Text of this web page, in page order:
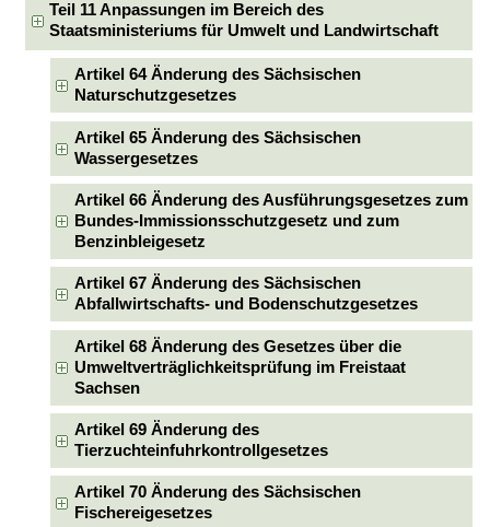
Teil 11 Anpassungen im Bereich des
Staatsministeriums für Umwelt und Landwirtschaft
Artikel 64 Änderung des Sächsischen
Naturschutzgesetzes
Artikel 65 Änderung des Sächsischen
Wassergesetzes
Artikel 66 Änderung des Ausführungsgesetzes zum
Bundes-Immissionsschutzgesetz und zum
Benzinbleigesetz
Artikel 67 Änderung des Sächsischen
Abfallwirtschafts- und Bodenschutzgesetzes
Artikel 68 Änderung des Gesetzes über die
Umweltverträglichkeitsprüfung im Freistaat
Sachsen
Artikel 69 Änderung des
Tierzuchteinfuhrkontrollgesetzes
Artikel 70 Änderung des Sächsischen
Fischereigesetzes